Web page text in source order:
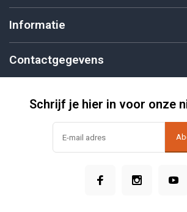
Informatie
Contactgegevens
Schrijf je hier in voor onze